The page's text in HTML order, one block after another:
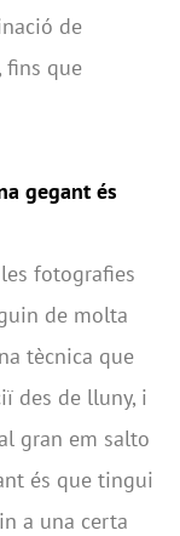
de
fins que
gegant és
fotografies
de molta
tècnica que
des de lluny, i
gran em salto
és que tingui
a una certa